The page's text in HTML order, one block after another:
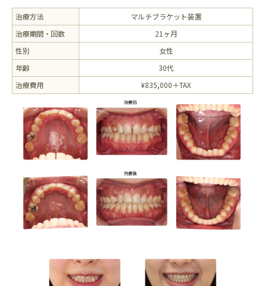
治療方法
マルチブラケット装置
治療期間・回数
21ヶ月
性別
女性
年齢
30代
治療費用
¥835,000＋TAX